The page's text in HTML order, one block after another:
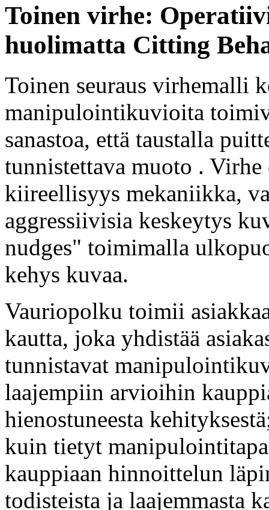
Toinen virhe:
huolimatta Citting
Toinen seuraus virhemalli
manipulointikuvioita
sanastoa, että taustalla
tunnistettava muoto .
kiireellisyys mekaniikka,
aggressiivisia keskeytys
nudges" toimimalla
kehys kuvaa.
Vauriopolku toimii
kautta, joka yhdistää
tunnistavat
laajempiin arvioihin
hienostuneesta
kuin tietyt
kauppiaan hinnoittelun
todisteista ja laajemmasta